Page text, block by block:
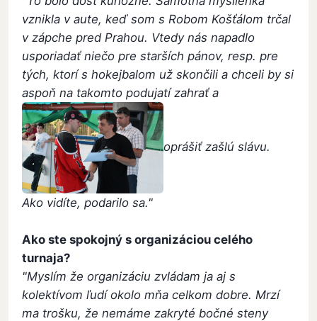
vznikla v aute, keď som s Robom Košťálom trčal
v zápche pred Prahou. Vtedy nás napadlo
usporiadať niečo pre starších pánov, resp. pre
tých, ktorí s hokejbalom už skončili a chceli by si
aspoň na takomto podujatí zahrať a
oprášiť zašlú slávu.
Ako vidíte, podarilo sa."
Ako ste spokojný s organizáciou celého
turnaja?
"Myslím že organizáciu zvládam ja aj s
kolektívom ľudí okolo mňa celkom dobre. Mrzí
ma trošku, že nemáme zakryté bočné steny